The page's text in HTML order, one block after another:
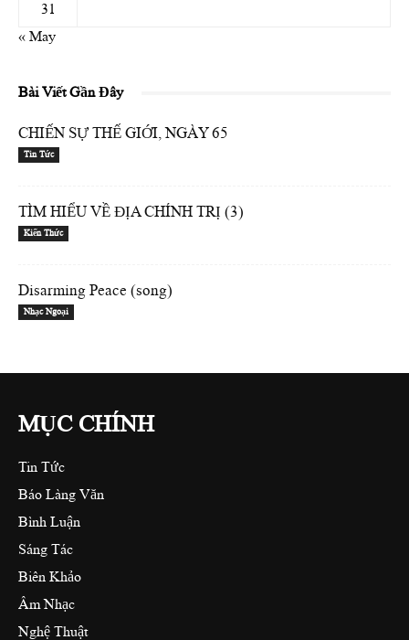
31
« May
Bài Viết Gần Đây
CHIẾN SỰ THẾ GIỚI, NGÀY 65
Tin Tức
TÌM HIỂU VỀ ĐỊA CHÍNH TRỊ (3)
Kiến Thức
Disarming Peace (song)
Nhạc Ngoại
MỤC CHÍNH
Tin Tức
Báo Làng Văn
Bình Luận
Sáng Tác
Biên Khảo
Âm Nhạc
Nghệ Thuật